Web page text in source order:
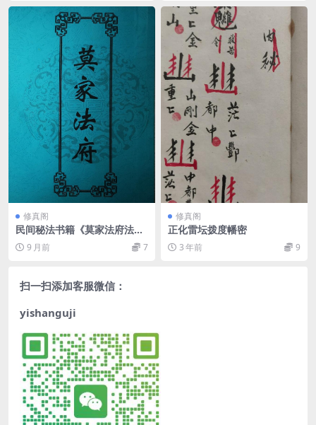
修真阁
民间秘法书籍《莫家法府法
术》9 月前 7
修真阁
正化雷坛拨度幡密
3 年前 9
扫一扫添加客服微信：
yishanguji